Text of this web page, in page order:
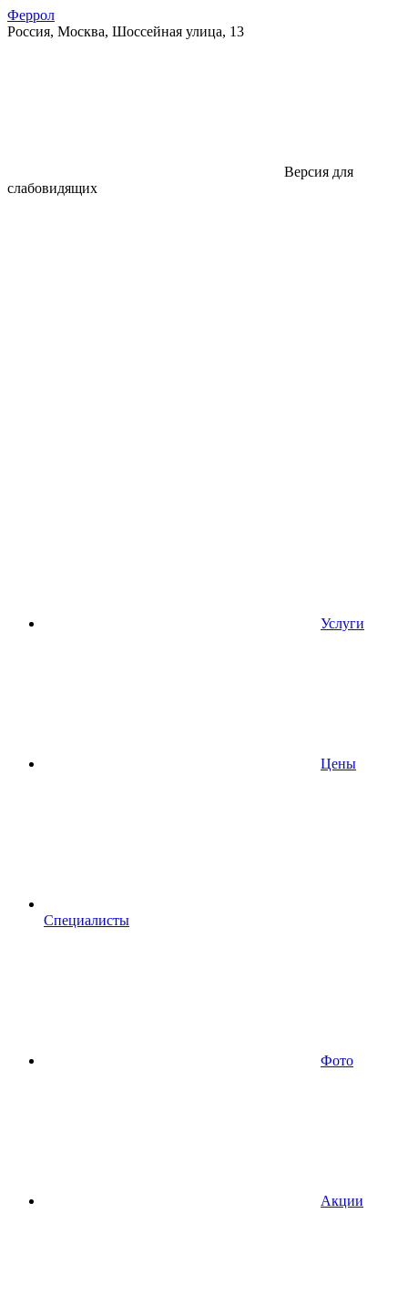
Феррол
Россия, Москва, Шоссейная улица, 13
Версия для
слабовидящих
Услуги
Цены
Специалисты
Фото
Акции